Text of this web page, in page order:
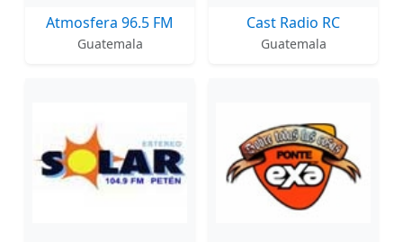
Atmosfera 96.5 FM
Guatemala
Cast Radio RC
Guatemala